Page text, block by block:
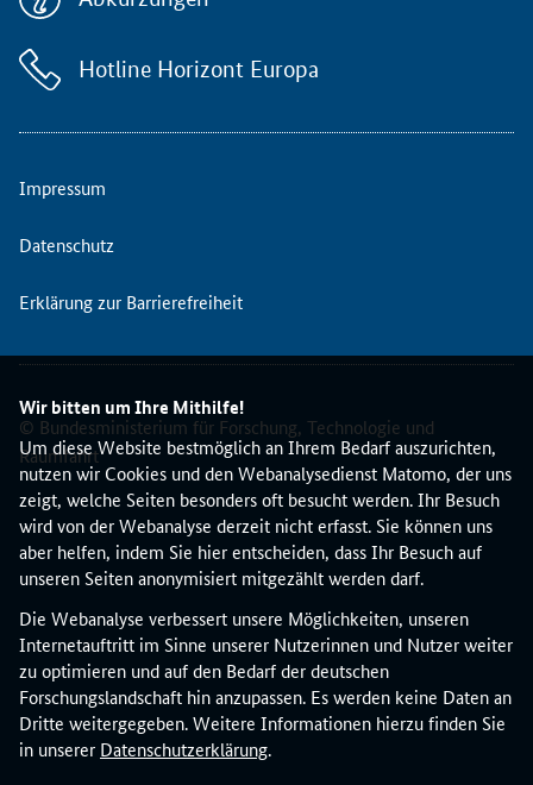
Wir bitten um Ihre Mithilfe!
Um diese Website bestmöglich an Ihrem Bedarf auszurichten,
nutzen wir Cookies und den Webanalysedienst Matomo, der uns
zeigt, welche Seiten besonders oft besucht werden. Ihr Besuch
wird von der Webanalyse derzeit nicht erfasst. Sie können uns
aber helfen, indem Sie hier entscheiden, dass Ihr Besuch auf
unseren Seiten anonymisiert mitgezählt werden darf.
Die Webanalyse verbessert unsere Möglichkeiten, unseren
Internetauftritt im Sinne unserer Nutzerinnen und Nutzer weiter
zu optimieren und auf den Bedarf der deutschen
Forschungslandschaft hin anzupassen. Es werden keine Daten an
Dritte weitergegeben. Weitere Informationen hierzu finden Sie
in unserer Datenschutzerklärung.
o
s
e
r
p
i
c
h
e
n
S
t
a
r
t
-
U
p
s
u
Hotline Horizont Europa
Impressum
Datenschutz
Erklärung zur Barrierefreiheit
© Bundesministerium für Forschung, Technologie und
Raumfahrt